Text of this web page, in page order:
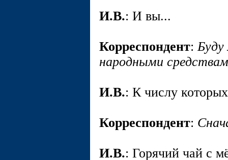
И.В.: И вы...
Корреспондент:Буду
народными
И.В.: К числу
Корреспондент:
И.В.: Горячий чай с